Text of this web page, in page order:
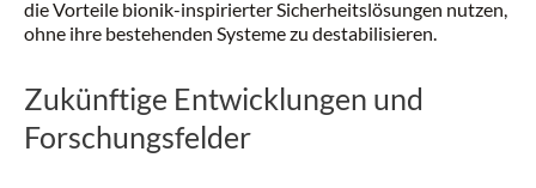
die Vorteile bionik-inspirierter Sicherheitslösungen nutzen,
ohne ihre bestehenden Systeme zu destabilisieren.
Zukünftige Entwicklungen und
Forschungsfelder